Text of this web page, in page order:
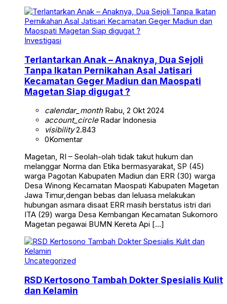
Investigasi
Terlantarkan Anak – Anaknya, Dua Sejoli
Tanpa Ikatan Pernikahan Asal Jatisari
Kecamatan Geger Madiun dan Maospati
Magetan Siap digugat ?
calendar_monthRabu, 2 Okt 2024
account_circleRadar Indonesia
visibility2.843
0Komentar
Magetan, RI – Seolah-olah tidak takut hukum dan
melanggar Norma dan Etika bermasyarakat, SP (45)
warga Pagotan Kabupaten Madiun dan ERR (30) warga
Desa Winong Kecamatan Maospati Kabupaten Magetan
Jawa Timur,dengan bebas dan leluasa melakukan
hubungan asmara disaat ERR masih berstatus istri dari
ITA (29) warga Desa Kembangan Kecamatan Sukomoro
Magetan pegawai BUMN Kereta Api […]
Uncategorized
RSD Kertosono Tambah Dokter Spesialis Kulit
dan Kelamin